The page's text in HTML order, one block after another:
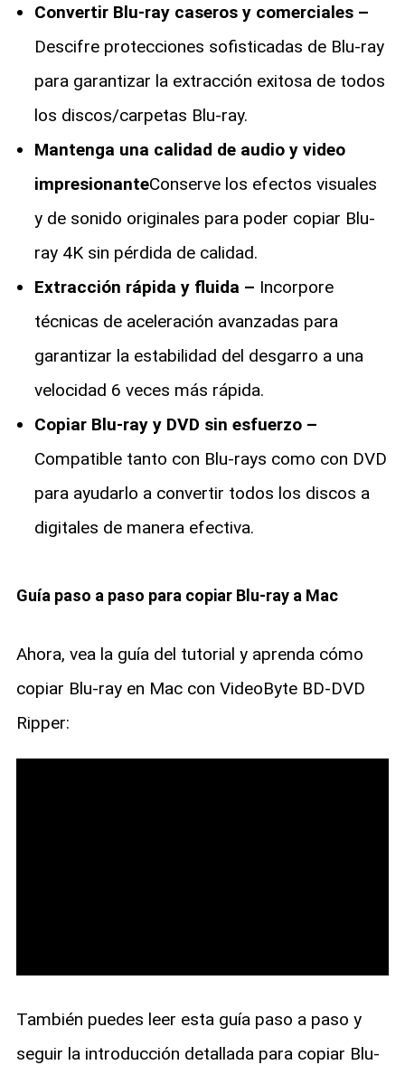
Convertir Blu-ray caseros y comerciales –
Descifre protecciones sofisticadas de Blu-ray
para garantizar la extracción exitosa de todos
los discos/carpetas Blu-ray.
Mantenga una calidad de audio y video
impresionanteConserve los efectos visuales
y de sonido originales para poder copiar Blu-
ray 4K sin pérdida de calidad.
Extracción rápida y fluida – Incorpore
técnicas de aceleración avanzadas para
garantizar la estabilidad del desgarro a una
velocidad 6 veces más rápida.
Copiar Blu-ray y DVD sin esfuerzo –
Compatible tanto con Blu-rays como con DVD
para ayudarlo a convertir todos los discos a
digitales de manera efectiva.
Guía paso a paso para copiar Blu-ray a Mac
Ahora, vea la guía del tutorial y aprenda cómo
copiar Blu-ray en Mac con VideoByte BD-DVD
Ripper:
También puedes leer esta guía paso a paso y
seguir la introducción detallada para copiar Blu-